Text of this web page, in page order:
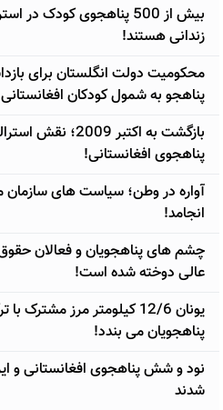
بیش از 500 پناهجوی کودک
زندانی هستند!
پناهجو به شمول کودکان افغانستانی
پناهجوی افغانستانی!
آواره در وطن؛ سیاست های سازمان
انجامد!
چشم های پناهجویان و فعالان حقوق
عالی دوخته شده است!
یونان 12/6 کیلومتر مرز
پناهجویان می بندد!
نود و شش پناهجوی افغانستانی و
شدند